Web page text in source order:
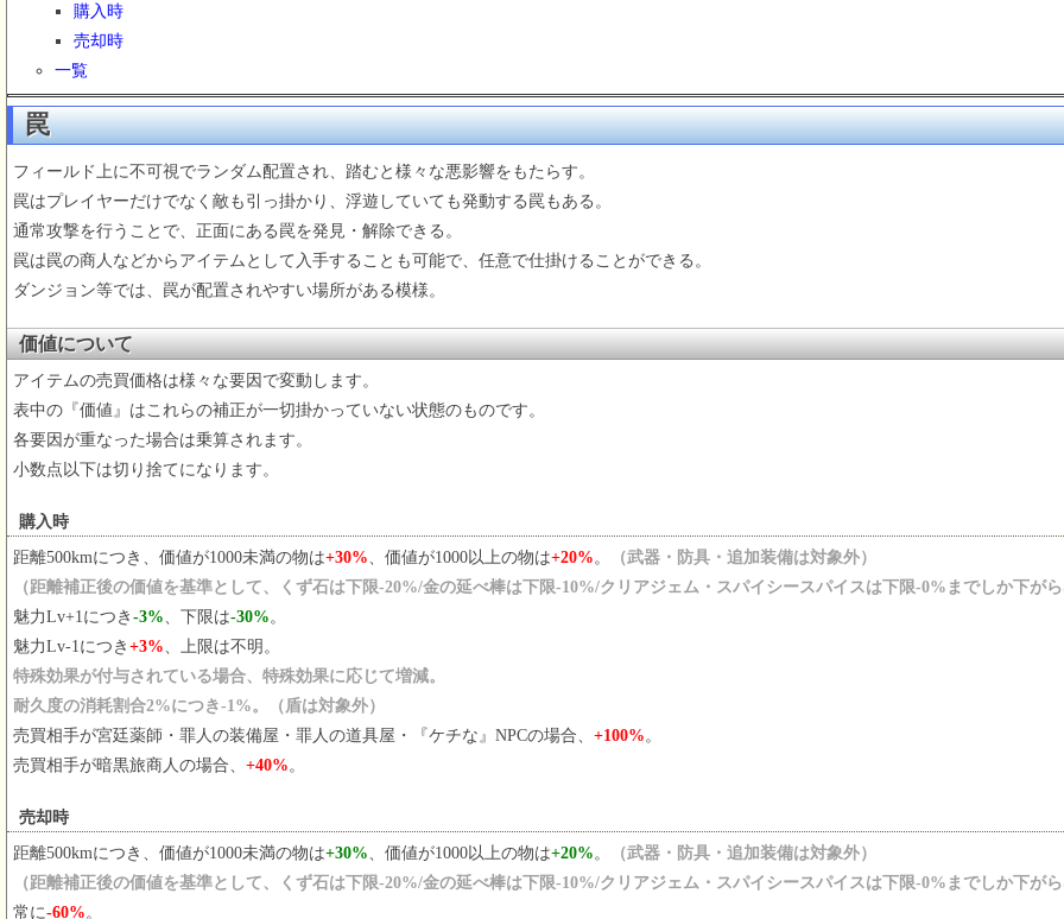
購入時
売却時
一覧
罠
フィールド上に不可視でランダム配置され、踏むと様々な悪影響をもたらす。
罠はプレイヤーだけでなく敵も引っ掛かり、浮遊していても発動する罠もある。
通常攻撃を行うことで、正面にある罠を発見・解除できる。
罠は罠の商人などからアイテムとして入手することも可能で、任意で仕掛けることができる。
ダンジョン等では、罠が配置されやすい場所がある模様。
価値について
アイテムの売買価格は様々な要因で変動します。
表中の『価値』はこれらの補正が一切掛かっていない状態のものです。
各要因が重なった場合は乗算されます。
小数点以下は切り捨てになります。
購入時
距離500kmにつき、価値が1000未満の物は+30% 、価値が1000以上の物は+20% 。
（武器・防具・追加装備は対象外）
（距離補正後の価値を基準として、くず石は下限-20%/金の延べ棒は下限-10%/クリアジェム・スパイシースパイスは下限-0%までしか下がら
魅力Lv+1につき -3% 、下限は-30% 。
魅力Lv-1につき +3% 、上限は不明。
特殊効果が付与されている場合、特殊効果に応じて増減。
耐久度の消耗割合2%につき-1%。（盾は対象外）
売買相手が宮廷薬師・罪人の装備屋・罪人の道具屋・『ケチな』NPCの場合、 +100% 。
売買相手が暗黒旅商人の場合、 +40% 。
売却時
距離500kmにつき、価値が1000未満の物は+30% 、価値が1000以上の物は+20% 。
（武器・防具・追加装備は対象外）
（距離補正後の価値を基準として、くず石は下限-20%/金の延べ棒は下限-10%/クリアジェム・スパイシースパイスは下限-0%までしか下がら
常に-60% 。